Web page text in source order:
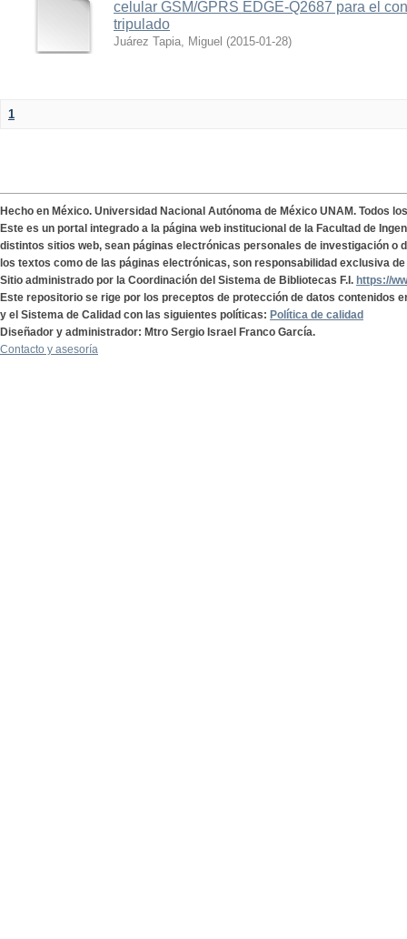
celular GSM/GPRS EDGE-Q2687 para el
tripulado
Juárez Tapia, Miguel (2015-01-28)
1
Hecho en México. Universidad Nacional Autónoma de México UNAM. Todos
Este es un portal integrado a la página web institucional de la Facultad de
distintos sitios web, sean páginas electrónicas personales de investigación o
los textos como de las páginas electrónicas, son responsabilidad exclusiva
Sitio administrado por la Coordinación del Sistema de Bibliotecas F.I. https://
Este repositorio se rige por los preceptos de protección de datos contenidos
y el Sistema de Calidad con las siguientes políticas: Política de calidad
Diseñador y administrador: Mtro Sergio Israel Franco García.
Contacto y asesoría